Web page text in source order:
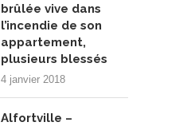
brûlée vive dans
l’incendie de son
appartement,
plusieurs blessés
4 janvier 2018
Alfortville –